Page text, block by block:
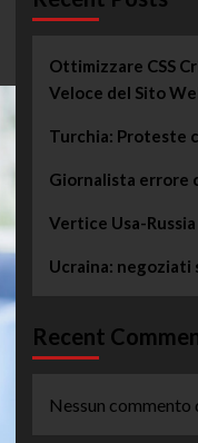
Ottimizzare CSS
Veloce del Sito
Turchia: Proteste
Giornalista errore
Vertice Usa-Russia
Ucraina: negoziati
Recent
Nessun commento